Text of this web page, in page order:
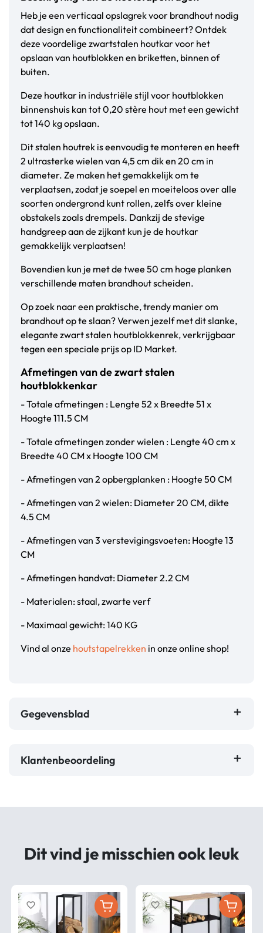
Heb je een verticaal opslagrek voor brandhout nodig
dat design en functionaliteit combineert? Ontdek
deze voordelige zwartstalen houtkar voor het
opslaan van houtblokken en briketten, binnen of
buiten.
Deze houtkar in industriële stijl voor houtblokken
binnenshuis kan tot 0,20 stère hout met een gewicht
tot 140 kg opslaan.
Dit stalen houtrek is eenvoudig te monteren en heeft
2 ultrasterke wielen van 4,5 cm dik en 20 cm in
diameter. Ze maken het gemakkelijk om te
verplaatsen, zodat je soepel en moeiteloos over alle
soorten ondergrond kunt rollen, zelfs over kleine
obstakels zoals drempels. Dankzij de stevige
handgreep aan de zijkant kun je de houtkar
gemakkelijk verplaatsen!
Bovendien kun je met de twee 50 cm hoge planken
verschillende maten brandhout scheiden.
Op zoek naar een praktische, trendy manier om
brandhout op te slaan? Verwen jezelf met dit slanke,
elegante zwart stalen houtblokkenrek, verkrijgbaar
tegen een speciale prijs op ID Market.
Afmetingen van de zwart stalen
houtblokkenkar
- Totale afmetingen : Lengte 52 x Breedte 51 x
Hoogte 111.5 CM
- Totale afmetingen zonder wielen : Lengte 40 cm x
Breedte 40 CM x Hoogte 100 CM
- Afmetingen van 2 opbergplanken : Hoogte 50 CM
- Afmetingen van 2 wielen: Diameter 20 CM, dikte
4.5 CM
- Afmetingen van 3 verstevigingsvoeten: Hoogte 13
CM
- Afmetingen handvat: Diameter 2.2 CM
- Materialen: staal, zwarte verf
- Maximaal gewicht: 140 KG
Vind al onze houtstapelrekken in onze online shop!
Gegevensblad
Klantenbeoordeling
Dit vind je misschien ook leuk
favorite_border favorite_border